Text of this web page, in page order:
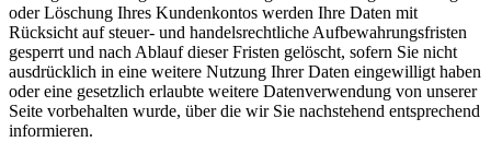
oder Löschung Ihres Kundenkontos werden Ihre Daten mit
Rücksicht auf steuer- und handelsrechtliche Aufbewahrungsfristen
gesperrt und nach Ablauf dieser Fristen gelöscht, sofern Sie nicht
ausdrücklich in eine weitere Nutzung Ihrer Daten eingewilligt haben
oder eine gesetzlich erlaubte weitere Datenverwendung von unserer
Seite vorbehalten wurde, über die wir Sie nachstehend entsprechend
informieren.